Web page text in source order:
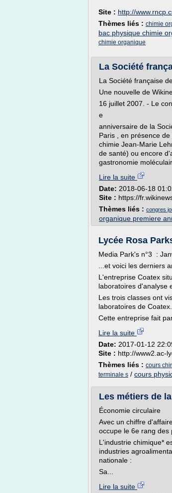
Site : http://
Thèmes liés : chimie
bac physique chimie
chimie organique
La Société
La Société française
Une nouvelle de
16 juillet 2007. - Le
e
anniversaire de la
Paris , en présence
chimie Jean-Marie
de santé) ou encore
gastronomie
Lire la suite
Date: 2018-06-18
Site : https://
Thèmes liés : congres
organique premiere
Lycée Rosa
Media Park's n°3 :
...et voici les derniers
L'entreprise Coatex
laboratoires d'analyse
Les trois classes ont
laboratoires de Coatex.
Cette entreprise fait
Lire la suite
Date: 2017-01-12
Site : http://www2.ac-
Thèmes liés : cours
terminale s / cours
Les métiers de
Économie circulaire
Avec un chiffre
occupe le 6e rang des
L'industrie chimique*
industries
nationale :
Sa...
Lire la suite